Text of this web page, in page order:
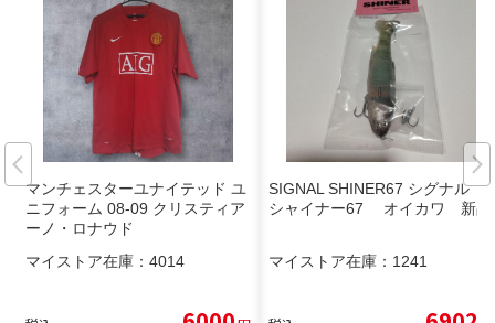
マンチェスターユナイテッド ユ
ニフォーム 08-09 クリスティア
ーノ・ロナウド
マイストア在庫： 4014
SIGNAL SHINER67 シグナル
シャイナー67 オイカワ 新品
マイストア在庫： 1241